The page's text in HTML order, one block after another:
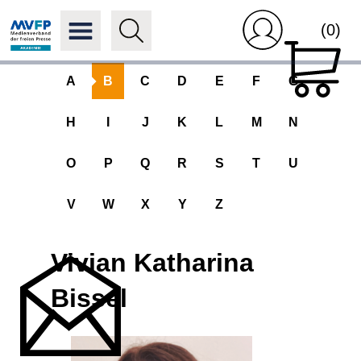
(0)
A B C D E F G
H J K L M N
O P Q R S T U
V W X Y Z
Vivian Katharina
Bissel